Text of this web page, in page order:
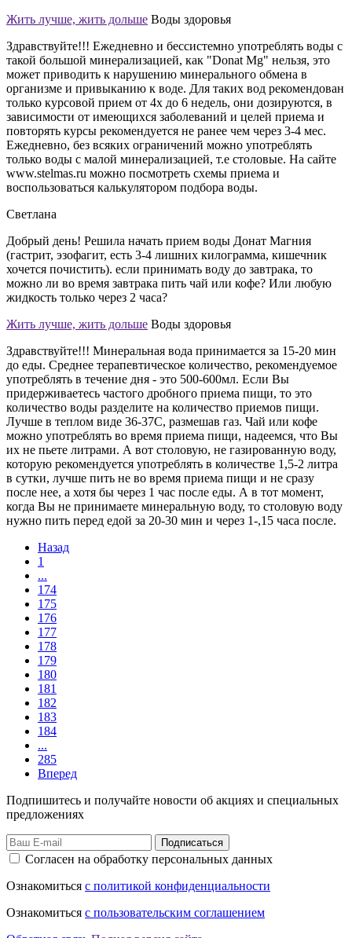
Жить лучше, жить дольше Воды здоровья
Здравствуйте!!! Ежедневно и бессистемно употреблять воды с
такой большой минерализацией, как "Donat Mg" нельзя, это
может приводить к нарушению минерального обмена в
организме и привыканию к воде. Для таких вод рекомендован
только курсовой прием от 4х до 6 недель, они дозируются, в
зависимости от имеющихся заболеваний и целей приема и
повторять курсы рекомендуется не ранее чем через 3-4 мес.
Ежедневно, без всяких ограничений можно употреблять
только воды с малой минерализацией, т.е столовые. На сайте
www.stelmas.ru можно посмотреть схемы приема и
воспользоваться калькулятором подбора воды.
Светлана
Добрый день! Решила начать прием воды Донат Магния
(гастрит, эзофагит, есть 3-4 лишних килограмма, кишечник
хочется почистить). если принимать воду до завтрака, то
можно ли во время завтрака пить чай или кофе? Или любую
жидкость только через 2 часа?
Жить лучше, жить дольше Воды здоровья
Здравствуйте!!! Минеральная вода принимается за 15-20 мин
до еды. Среднее терапевтическое количество, рекомендуемое
употреблять в течение дня - это 500-600мл. Если Вы
придерживаетесь частого дробного приема пищи, то это
количество воды разделите на количество приемов пищи.
Лучше в теплом виде 36-37С, размешав газ. Чай или кофе
можно употреблять во время приема пищи, надеемся, что Вы
их не пьете литрами. А вот столовую, не газированную воду,
которую рекомендуется употреблять в количестве 1,5-2 литра
в сутки, лучше пить не во время приема пищи и не сразу
после нее, а хотя бы через 1 час после еды. А в тот момент,
когда Вы не принимаете минеральную воду, то столовую воду
нужно пить перед едой за 20-30 мин и через 1-,15 часа после.
Назад
1
...
174
175
176
177
178
179
180
181
182
183
184
...
285
Вперед
Подпишитесь и получайте новости об акциях и специальных
предложениях
Подписаться
Согласен на обработку персональных данных
Ознакомиться с политикой конфиденциальности
Ознакомиться с пользовательским соглашением